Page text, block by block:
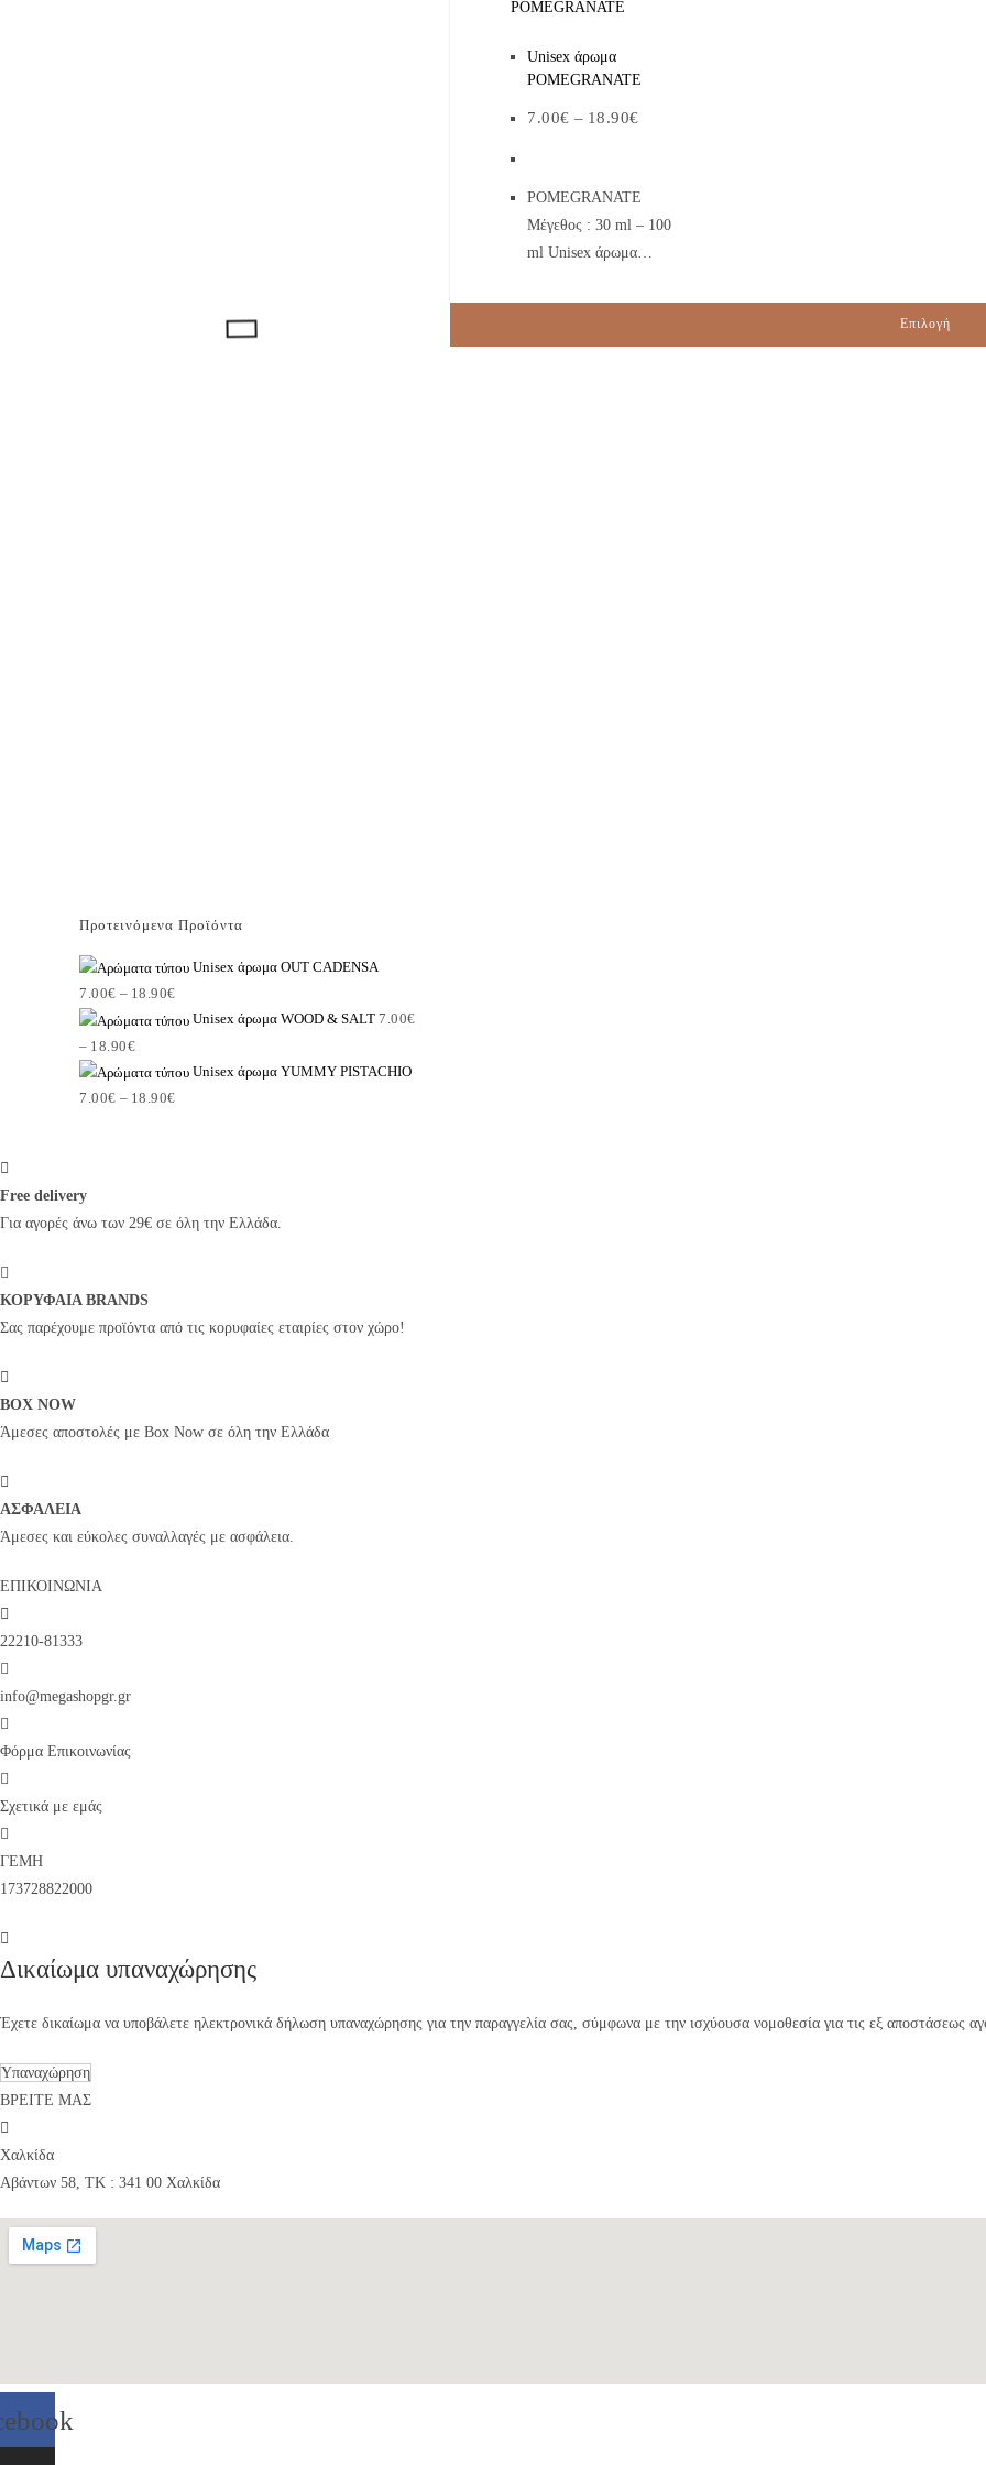
Επιλογή
το
προϊόν
έχει
Οι
επιλογές
μπορούν
Unisex άρωμα
POMEGRANATE
7.00€ – 18.90€range:
POMEGRANATE
Μέγεθος : 30 ml – 100
ml Unisex άρωμα…
Προτεινόμενα Προϊόντα
Unisex άρωμα OUT CADENSA
7.00€ – 18.90€Price
range:
through
18.90€
Unisex άρωμα WOOD & SALT 7.00€
– 18.90€Price
range:
7.00€
Unisex άρωμα YUMMY PISTACHIO
7.00€ – 18.90€Price
Free delivery
Για αγορές άνω των 29€ σε όλη την Ελλάδα.
ΚΟΡΥΦΑΙΑ BRANDS
Σας παρέχουμε προϊόντα από τις κορυφαίες εταιρίες στον χώρο!
BOX NOW
Άμεσες αποστολές με Box Now σε όλη την Ελλάδα
ΑΣΦΑΛΕΙΑ
Άμεσες και εύκολες συναλλαγές με ασφάλεια.
ΕΠΙΚΟΙΝΩΝΙΑ
22210-81333
info@megashopgr.gr
Φόρμα Επικοινωνίας
Σχετικά με εμάς
ΓΕΜΗ
173728822000
Δικαίωμα υπαναχώρησης
Έχετε δικαίωμα να υποβάλετε ηλεκτρονικά δήλωση υπαναχώρησης για την παραγγελία σας, σύμφωνα με την ισχύουσα νομοθεσία για τις εξ αποστάσεως
Υπαναχώρηση
ΒΡΕΙΤΕ ΜΑΣ
Χαλκίδα
Αβάντων 58, ΤΚ : 341 00 Χαλκίδα